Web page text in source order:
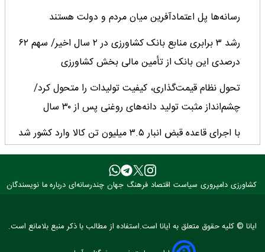
رسانه‌ها پل اعتمادآفرین میان مردم و دولت هستند
رشد ۳ برابری منابع بانک کشاورزی در ۲ سال اخیر/ سهم ۶۲
درصدی این بانک از تأمین مالی بخش کشاورزی
تحول نظام قیمت‌گذاری، کیفیت تولیدات را متحول کرد/
چشم‌انداز مثبت تولید دانه‌های روغنی پس از ۳۰ سال
با اجرای قاعده قبض انبار ۳.۵ میلیون تن کالا وارد کشور شد
میانگین عملکرد غلات ایران ۲.۷ تن در هکتار؛ فاصله معنادار با
کشورهای پیشرو
خبرنگاران؛ راویان امید و پیشران توسعه کشاورزی ایران
کشاورزی دامپروری سیاست اقتصاد فرهنگ جهان چندرسانه‌ای درباره ما نویسندگان
ایانا © کلیه حقوق متعلق به ایانا است.استفاده از مطالب با ذکر منبع بلامانع است.